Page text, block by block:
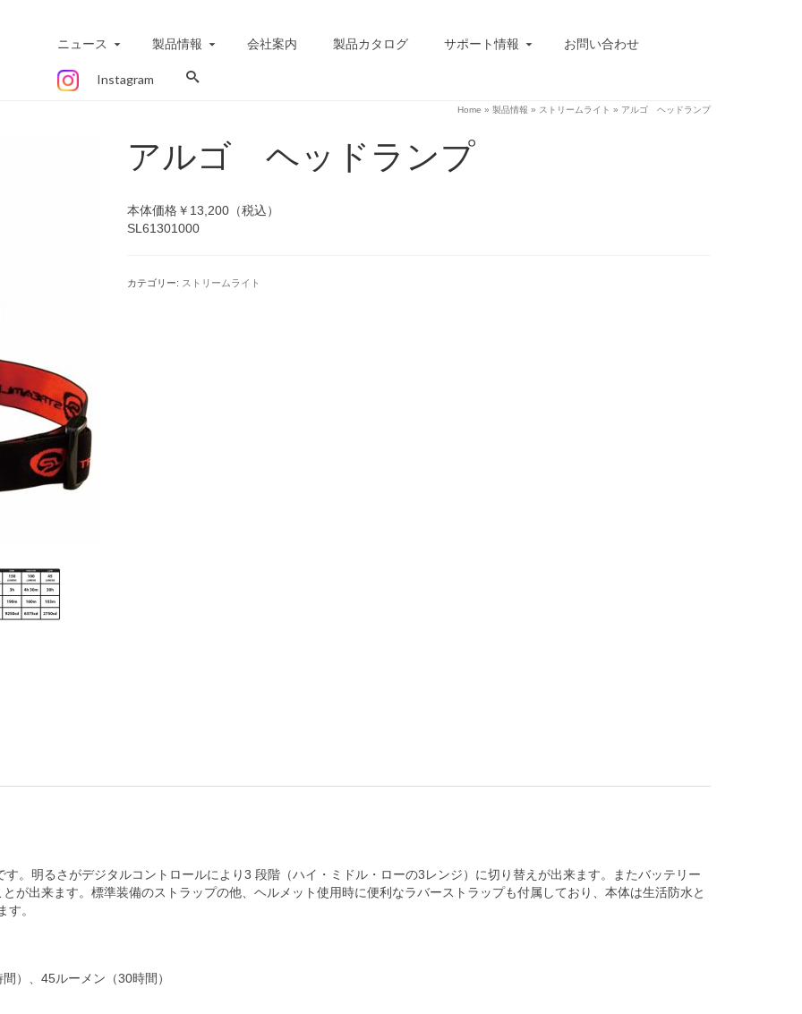
ニュース 製品情報 会社案内 製品カタログ サポート情報 お問い合わせ
Instagram
Home » 製品情報 » ストリームライト » アルゴ ヘッドランプ
アルゴ ヘッドランプ
本体価格￥13,200（税込）
SL61301000
カテゴリー: ストリームライト
。明るさがデジタルコントロールにより3 段階（ハイ・ミドル・ローの3レンジ）に切り替えが出来ます。またバッテリー
が出来ます。標準装備のストラップの他、ヘルメット使用時に便利なラバーストラップも付属しており、本体は生活防水と
。
）、45ルーメン（30時間）